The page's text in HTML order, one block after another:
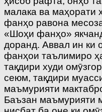
малака ва маҳорати
фанҳо равона
«Шоҳи фанҳо»
доранд. Аввал ин ки
фанҳои таълимиро
тақдири худи
сеюм, тақдири
маъмурияти
Баъзан маъмурияти